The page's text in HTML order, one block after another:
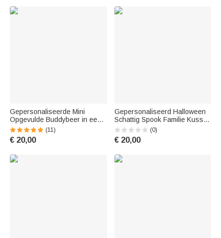
Gepersonaliseerde Mini
Opgevulde Buddybeer in een
blikken Worry Doll voor anti-
angst Verjaardag Kerstcadeau
voor kinderen
(11)
€ 20,00
Gepersonaliseerd Halloween
Schattig Spook Familie Kussen
Overtrek
(0)
€ 20,00